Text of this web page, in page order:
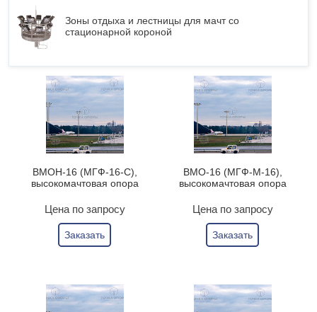
Зоны отдыха и лестницы для мачт со
стационарной короной
ВМОН-16 (МГФ-16-С),
высокомачтовая опора
Цена по запросу
Заказать
ВМО-16 (МГФ-М-16),
высокомачтовая опора
Цена по запросу
Заказать